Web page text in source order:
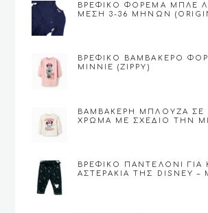
ΒΡΕΦΙΚΌ ΦΌΡΕΜΑ ΜΠΛΕ
ΜΈΣΗ 3-36 ΜΗΝΏΝ
ΒΡΕΦΙΚΟ ΒΑΜΒΑΚΕΡΌ
MINNIE (ZIPPY)
ΒΑΜΒΑΚΕΡΉ ΜΠΛΟΎΖΑ ΣΕ
ΧΡΏΜΑ ΜΕ ΣΧΈΔΙΟ ΤΗΝ
ΒΡΕΦΙΚΌ ΠΑΝΤΕΛΌΝΙ ΓΙΑ
ΑΣΤΕΡΆΚΙΑ ΤΗΣ DISNEY –